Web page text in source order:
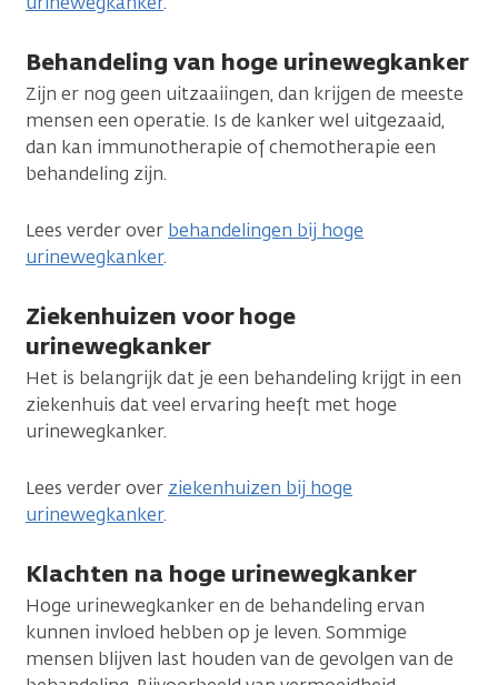
Behandeling van hoge urinewegkanker
Zijn er nog geen uitzaaiingen, dan krijgen de meeste
mensen een operatie. Is de kanker wel uitgezaaid,
dan kan immunotherapie of chemotherapie een
behandeling zijn.
Lees verder over behandelingen bij hoge
urinewegkanker.
Ziekenhuizen voor hoge
urinewegkanker
Het is belangrijk dat je een behandeling krijgt in een
ziekenhuis dat veel ervaring heeft met hoge
urinewegkanker.
Lees verder over ziekenhuizen bij hoge
urinewegkanker.
Klachten na hoge urinewegkanker
Hoge urinewegkanker en de behandeling ervan
kunnen invloed hebben op je leven. Sommige
mensen blijven last houden van de gevolgen van de